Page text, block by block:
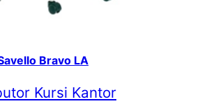
Bravo LA
Kursi Kantor